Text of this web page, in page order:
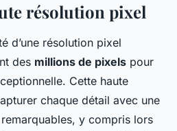
résolution pixel
d’une résolution pixel
des millions de pixels pour
Cette haute
chaque détail avec une
y compris lors